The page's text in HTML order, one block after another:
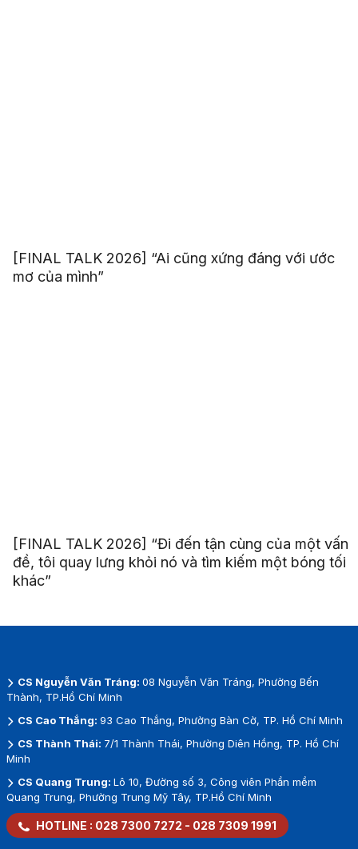
[FINAL TALK 2026] “Ai cũng xứng đáng với ước
mơ của mình”
[FINAL TALK 2026] “Đi đến tận cùng của một vấn
đề, tôi quay lưng khỏi nó và tìm kiếm một bóng tối
khác”
CS Nguyễn Văn Tráng: 08 Nguyễn Văn Tráng, Phường Bến
Thành, TP.Hồ Chí Minh
CS Cao Thắng: 93 Cao Thắng, Phường Bàn Cờ, TP. Hồ Chí Minh
CS Thành Thái: 7/1 Thành Thái, Phường Diên Hồng, TP. Hồ Chí
Minh
CS Quang Trung: Lô 10, Đường số 3, Công viên Phần mềm
Quang Trung, Phường Trung Mỹ Tây, TP.Hồ Chí Minh
HOTLINE : 028 7300 7272 - 028 7309 1991